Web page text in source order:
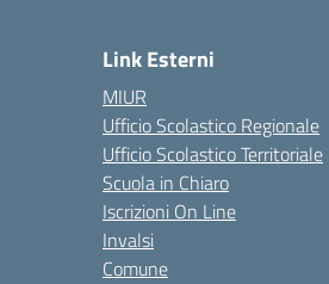
Link Esterni
MIUR
Ufficio Scolastico Regionale
Ufficio Scolastico Territoriale
Scuola in Chiaro
Iscrizioni On Line
Invalsi
Comune